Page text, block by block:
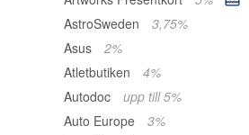
AstroSweden
3,75%
Asus
2%
Atletbutiken
4%
Autodoc
upp till 5%
Auto Europe
3%